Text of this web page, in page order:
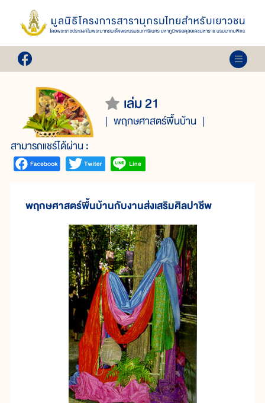
เล่ม 21
พฤกษศาสตร์พื้นบ้าน
สามารถแชร์ได้ผ่าน :
พฤกษศาสตร์พื้นบ้านกับงานส่งเสริมศิลปาชีพ